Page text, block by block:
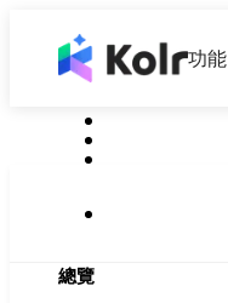
功能
總覽